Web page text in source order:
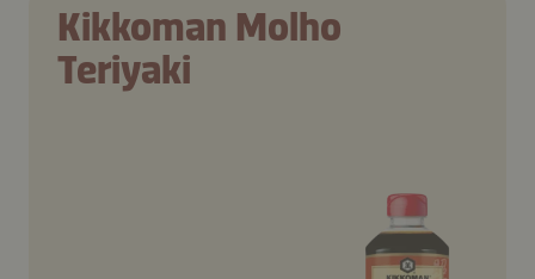
Kikkoman Molho
Teriyaki